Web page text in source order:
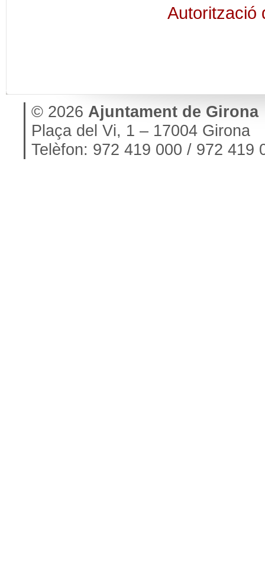
Autorització
© 2026 Ajuntament de Girona
Plaça del Vi, 1 – 17004 Girona
Telèfon: 972 419 000 / 972 419